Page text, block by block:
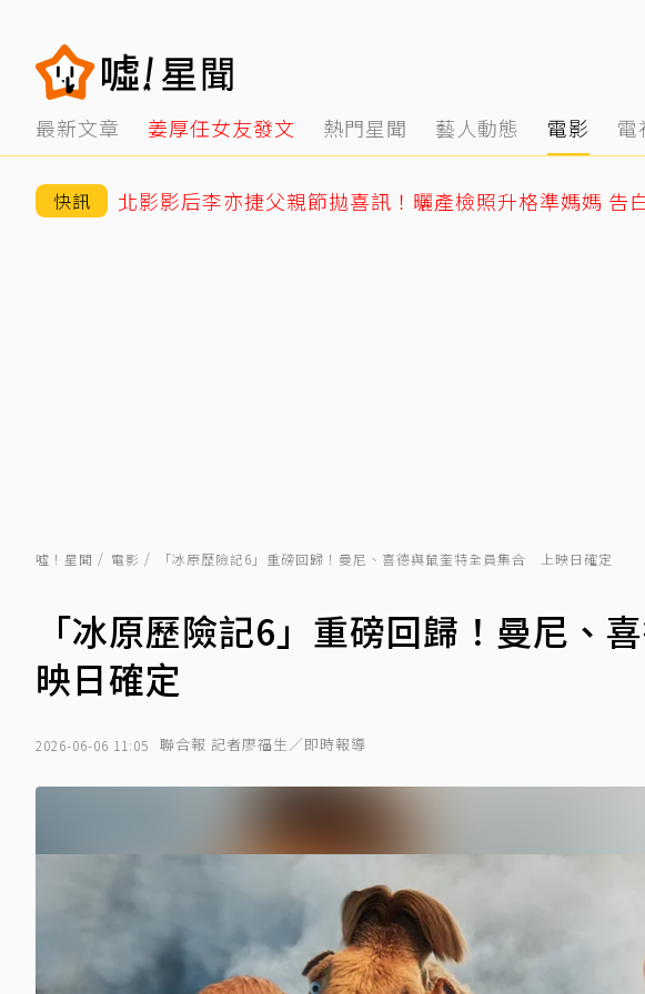
最新文章 姜厚任女友發文 熱門星聞 藝人動態 電影 電
快訊
噓！星聞 電影 「冰原歷險記6」重磅回歸！曼尼、喜德與鼠奎特全員集合 上映日確定
「冰原歷險記6」重磅回歸！曼尼
映日確定
2026-06-06 11:05 聯合報 記者廖福生／即時報導